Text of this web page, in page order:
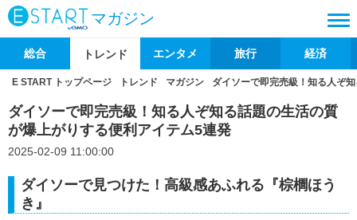
マガジン
総合 トレンド エンタメ 旅行 経済
E START トップページ トレンド マガジン ダイソーで即完売級！知る人ぞ
ダイソーで即完売級！知る人ぞ知る話題の生活の質
が爆上がりする便利アイテム5連発
2025-02-09 11:00:00
ダイソーで見つけた！高級感あふれる『棕櫚ほう
き』